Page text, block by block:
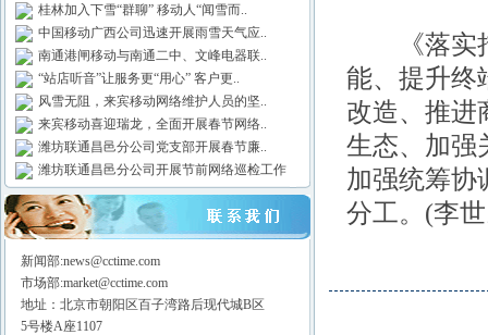
桂林加入下雪“群聊” 移动人“闻雪而..
中国移动广西公司迅速开展雨雪天气应..
南通港闸移动与南通二中、文峰电器联..
“站店听音”让服务更“用心” 客户更..
风雪无阻，来宾移动网络维护人员的坚..
来宾移动喜迎瑞龙，全面开展春节网络..
潍坊联通昌邑分公司党支部开展春节廉..
潍坊联通昌邑分公司开展节前网络巡检工作
新闻部:news@cctime.com
市场部:market@cctime.com
地址：北京市朝阳区百子湾路后现代城B区
5号楼A座1107
《落实措
能、提升终
改造、推进
生态、加强
加强统筹协
分工。(李